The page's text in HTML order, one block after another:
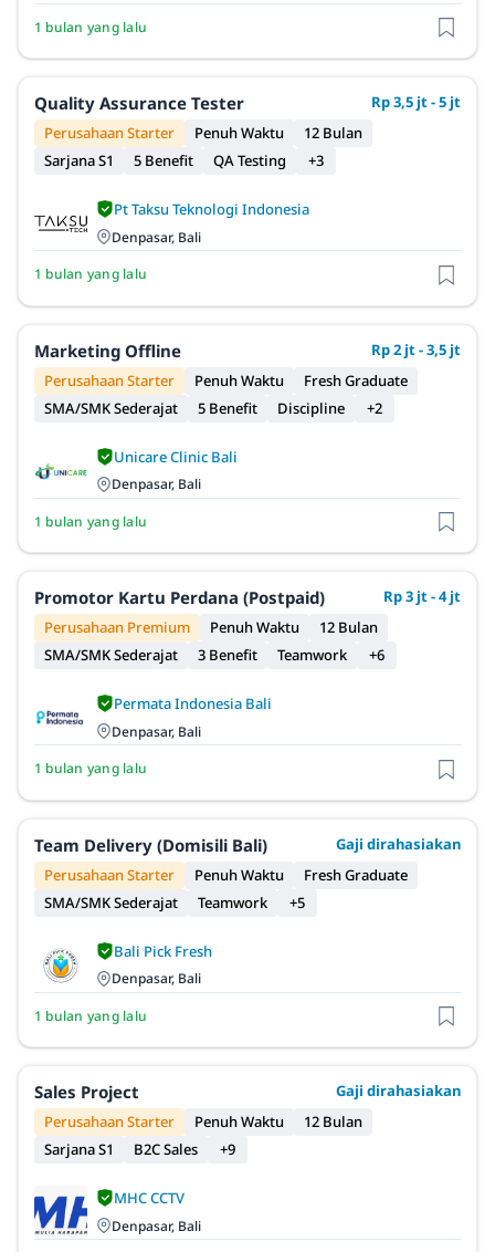
1 bulan yang lalu
Quality Assurance Tester
Rp 3,5 jt - 5 jt
Perusahaan Starter
Penuh Waktu
12 Bulan
Sarjana S1
5 Benefit QA Testing +3
Pt Taksu Teknologi Indonesia
Denpasar, Bali
1 bulan yang lalu
Marketing Offline
Rp 2 jt - 3,5 jt
Perusahaan Starter
Penuh Waktu
Fresh Graduate
SMA/SMK Sederajat
5 Benefit Discipline +2
Unicare Clinic Bali
Denpasar, Bali
1 bulan yang lalu
Promotor Kartu Perdana (Postpaid)
Rp 3 jt - 4 jt
Perusahaan Premium
Penuh Waktu
12 Bulan
SMA/SMK Sederajat
3 Benefit Teamwork +6
Permata Indonesia Bali
Denpasar, Bali
1 bulan yang lalu
Team Delivery (Domisili Bali)
Gaji dirahasiakan
Perusahaan Starter
Penuh Waktu
Fresh Graduate
SMA/SMK Sederajat
Teamwork +5
Bali Pick Fresh
Denpasar, Bali
1 bulan yang lalu
Sales Project
Gaji dirahasiakan
Perusahaan Starter
Penuh Waktu
12 Bulan
Sarjana S1
B2C Sales +9
MHC CCTV
Denpasar, Bali